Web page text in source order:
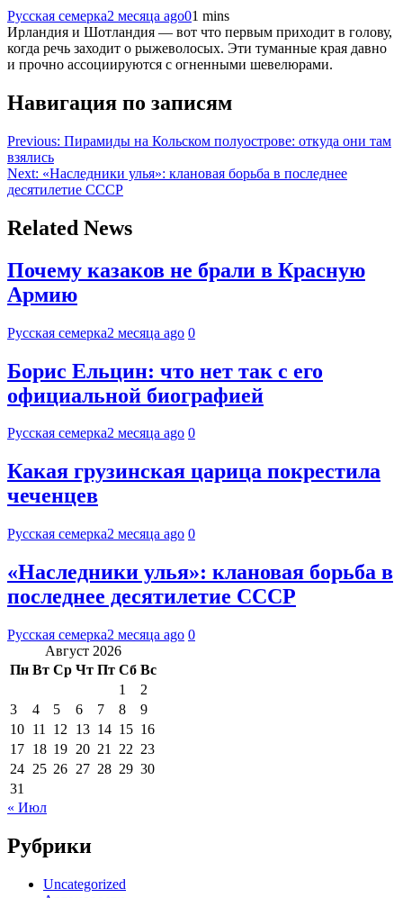
Русская семерка2 месяца ago01 mins
Ирландия и Шотландия — вот что первым приходит в голову,
когда речь заходит о рыжеволосых. Эти туманные края давно
и прочно ассоциируются с огненными шевелюрами.
Навигация по записям
Previous: Пирамиды на Кольском полуострове: откуда они там
взялись
Next: «Наследники улья»: клановая борьба в последнее
десятилетие СССР
Related News
Почему казаков не брали в Красную
Армию
Русская семерка2 месяца ago 0
Борис Ельцин: что нет так с его
официальной биографией
Русская семерка2 месяца ago 0
Какая грузинская царица покрестила
чеченцев
Русская семерка2 месяца ago 0
«Наследники улья»: клановая борьба в
последнее десятилетие СССР
Русская семерка2 месяца ago 0
Август 2026
Пн Вт Ср Чт Пт Сб Вс
1
2
3
4 5 6 7 8
9
10 11 12 13 14 15 16
17 18 19 20 21 22 23
24 25 26 27 28 29 30
31
« Июл
Рубрики
Uncategorized